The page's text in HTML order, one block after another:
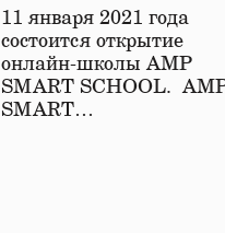
11 января 2021 года
состоится открытие
онлайн-школы АМР
SMART SCHOOL.
SMART…